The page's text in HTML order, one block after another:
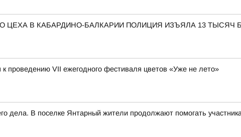
ЦЕХА В КАБАРДИНО-БАЛКАРИИ ПОЛИЦИЯ ИЗЪЯЛА 13 ТЫСЯЧ
к проведению VII ежегодного фестиваля цветов «Уже не лето»
дела. В поселке Янтарный жители продолжают помогать